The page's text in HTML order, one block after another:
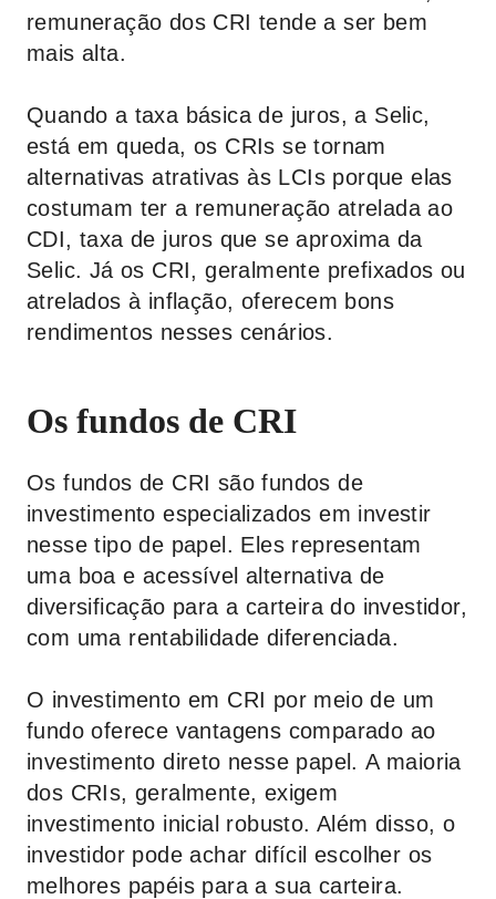
remuneração dos CRI tende a ser bem
mais alta.
Quando a taxa básica de juros, a Selic,
está em queda, os CRIs se tornam
alternativas atrativas às LCIs porque elas
costumam ter a remuneração atrelada ao
CDI, taxa de juros que se aproxima da
Selic. Já os CRI, geralmente prefixados ou
atrelados à inflação, oferecem bons
rendimentos nesses cenários.
Os fundos de CRI
Os fundos de CRI são fundos de
investimento especializados em investir
nesse tipo de papel. Eles representam
uma boa e acessível alternativa de
diversificação para a carteira do investidor,
com uma rentabilidade diferenciada.
O investimento em CRI por meio de um
fundo oferece vantagens comparado ao
investimento direto nesse papel. A maioria
dos CRIs, geralmente, exigem
investimento inicial robusto. Além disso, o
investidor pode achar difícil escolher os
melhores papéis para a sua carteira.